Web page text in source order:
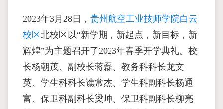
2023年3月28日， 贵州航空工业技师学院白云
校区北校区以“新学期，新起点，新目标，新
辉煌”为主题召开了2023年春季开学典礼。校
长杨朝茂、副校长蒋磊、教务科科长龙文
英、学生科科长谯常杰、学生科副科长杨通
富、保卫科副科长梁坤、保卫科副科长柳亮